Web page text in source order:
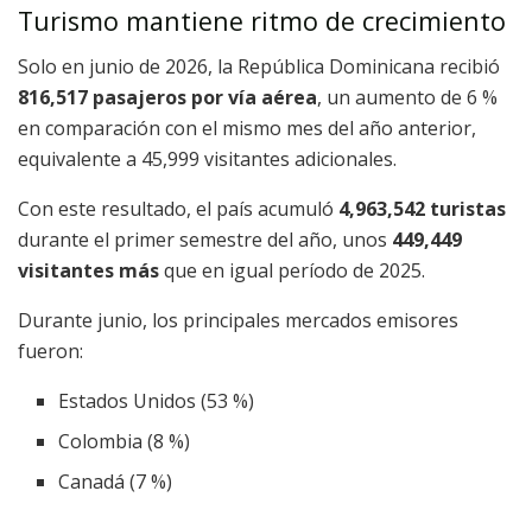
Turismo mantiene ritmo de crecimiento
Solo en junio de 2026, la República Dominicana recibió
816,517 pasajeros por vía aérea, un aumento de 6 %
en comparación con el mismo mes del año anterior,
equivalente a 45,999 visitantes adicionales.
Con este resultado, el país acumuló 4,963,542 turistas
durante el primer semestre del año, unos 449,449
visitantes másque en igual período de 2025.
Durante junio, los principales mercados emisores
fueron:
Estados Unidos (53 %)
Colombia (8 %)
Canadá (7 %)